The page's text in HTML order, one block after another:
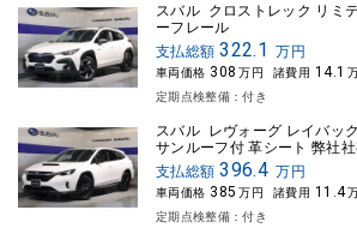
スバル クロストレック リミ
ーフレール
支払総額 322.1 万円
車両価格 308 万円 諸費用 14.1
定期点検整備：付き
スバル レヴォーグ レイバッ
サンルーフ付 革シート 弊社
支払総額 396.4 万円
車両価格 385 万円 諸費用 11.4
定期点検整備：付き